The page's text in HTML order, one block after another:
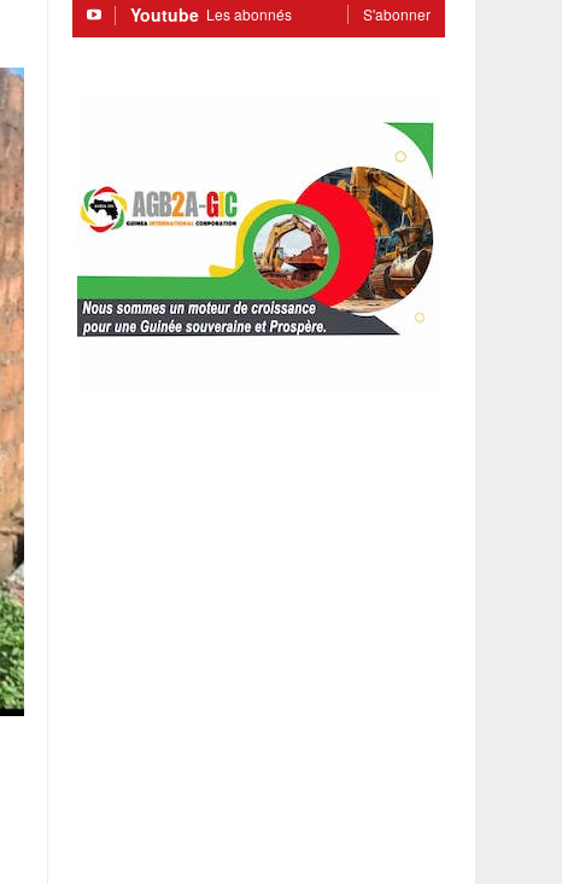
Youtube Les abonnés S'abonner